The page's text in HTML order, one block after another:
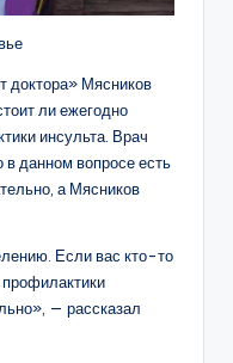
доктора» Мясников
ли ежегодно
инсульта. Врач
в данном вопросе есть
а Мясников
Если вас кто-то
— рассказал